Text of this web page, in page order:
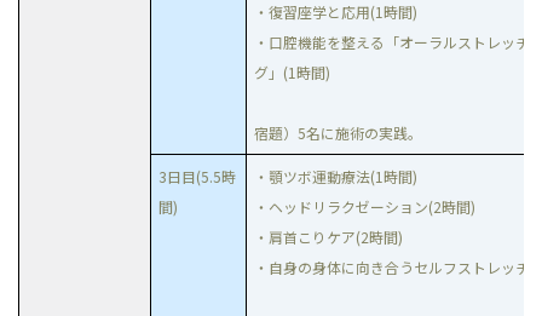
・復習座学と応用(1時間)
・口腔機能を整える「オーラルストレッチ
グ」(1時間)
宿題）5名に施術の実践。
3日目(5.5時
間)
・顎ツボ運動療法(1時間)
・ヘッドリラクゼーション(2時間)
・肩首こりケア(2時間)
・自身の身体に向き合うセルフストレッチ